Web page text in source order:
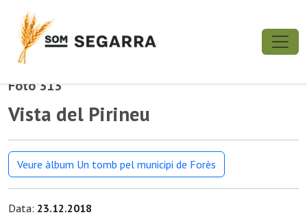
Foto 313
Vista del Pirineu
Veure àlbum Un tomb pel municipi de Forès
Data: 23.12.2018